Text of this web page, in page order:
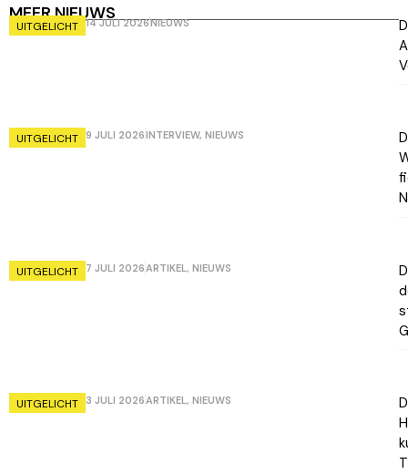
MEER NIEUWS
UITGELICHT 14 JULI 2026NIEUWS
UITGELICHT 9 JULI 2026INTERVIEW, NIEUWS
UITGELICHT 7 JULI 2026 ARTIKEL , NIEUWS
UITGELICHT 3 JULI 2026ARTIKEL, NIEUWS